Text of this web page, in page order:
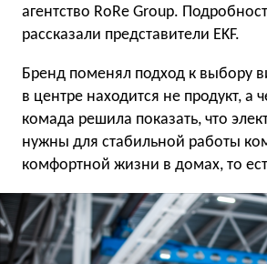
агентство RoRe Group.
рассказали представители EKF.
Бренд поменял подход к выбору
в центре находится не продукт, а
комада решила показать, что
нужны для стабильной работы
комфортной жизни в домах, то